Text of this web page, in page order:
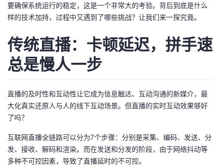
的
博
客
我
的
论
坛
我
的
圈
子
我
的
直
播
我
的
活
动
我
的
关
我
的
我
要确保系统运行的稳定，这是一个非常大的考验。背后到底是什么
样的技术加持，过程中又遇到了哪些挑战？让我们来一探究竟。
传统直播：卡顿延迟，拼手速
总是慢人一步
直播的及时性和互动性让它成为信息触达、互动沟通的新媒介，最
大化真实还原人与人的线下互动场景。但直播的实时互动效果够好
了吗？
互联网直播全链路可以分为7个步骤：分别是采集、编码、发送、分
发、接收、解码和渲染。而在发送和分发的阶段，由于网络抖动等
多种不可控因素，导致了直播延时的不可控。